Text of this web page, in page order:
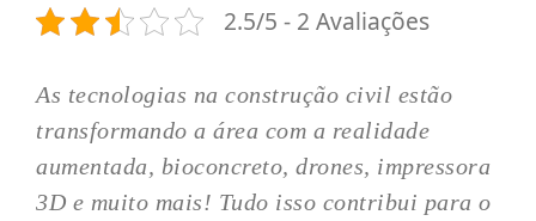
2.5/5 - 2 Avaliações
As tecnologias na construção civil estão
transformando a área com a realidade
aumentada, bioconcreto, drones, impressora
3D e muito mais! Tudo isso contribui para o